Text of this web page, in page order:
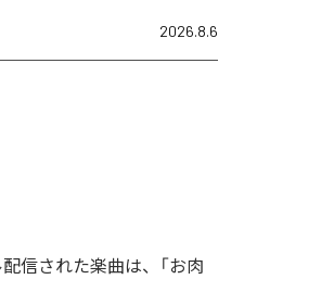
2026.8.6
信された楽曲は、「お肉